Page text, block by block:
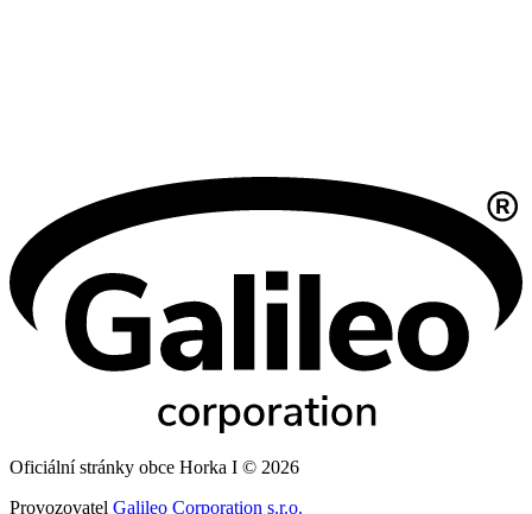
Oficiální stránky obce Horka I © 2026
Provozovatel Galileo Corporation s.r.o.